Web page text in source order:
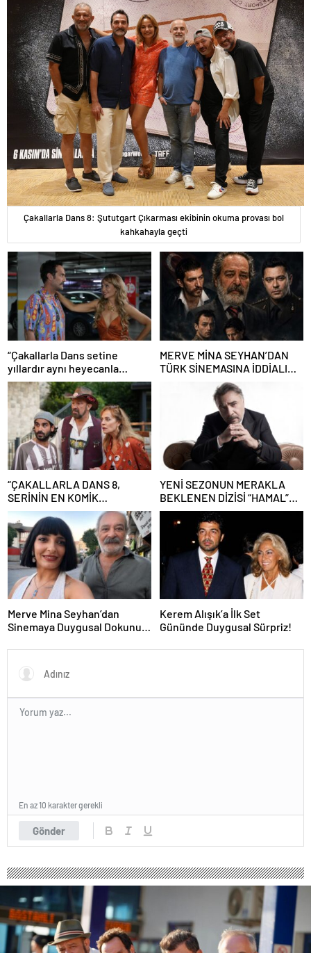
Çakallarla Dans 8: Şututgart Çıkarması ekibinin okuma provası bol
kahkahayla geçti
“Çakallarla Dans setine
yıllardır aynı heyecanla
gidiyorum”
MERVE MİNA SEYHAN’DAN
TÜRK SİNEMASINA İDDİALI
İMZA! “GECE BÖLÜNÜRKEN”
DEV OYUNCU KADROSU VE
YAPAY ZEKÂ SÜRPRİZİYLE
“ÇAKALLARLA DANS 8,
SERİNİN EN KOMİK
FİLMLERİNDEN BİRİ OLUYOR”
YENİ SEZONUN MERAKLA
BEKLENEN DİZİSİ “HAMAL”
SETE HAZIRLANIYOR
Merve Mina Seyhan’dan
Sinemaya Duygusal Dokunuş!
Çekim İçin Gün Sayıyor
Kerem Alışık’a İlk Set
Gününde Duygusal Sürpriz!
Gönder
En az 10 karakter gerekli